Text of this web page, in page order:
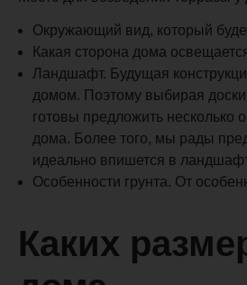
Окружающий вид, который
Какая сторона дома
Ландшафт. Будущая
домом. Поэтому выбирая
готовы предложить несколько
дома. Более того, мы рады
идеально впишется в
Особенности грунта. От
Каких